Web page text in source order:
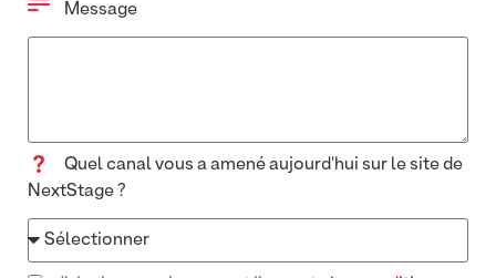
Message
Quel canal vous a amené aujourd'hui sur le site de
NextStage ?